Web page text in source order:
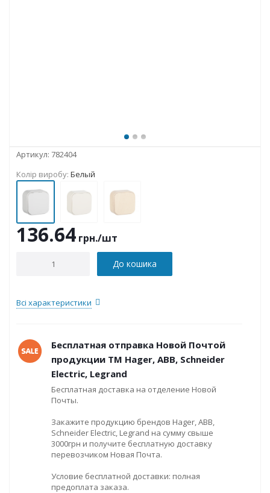
Артикул: 782404
Колір виробу: Белый
136.64 грн./шт
До кошика
Всі характеристики
Бесплатная отправка Новой Почтой
продукции ТМ Hager, ABB, Schneider
Electric, Legrand
Бесплатная доставка на отделение Новой
Почты.
Закажите продукцию брендов Hager, ABB,
Schneider Electric, Legrand на сумму свыше
3000грн и получите бесплатную доставку
перевозчиком Новая Почта.
Условие бесплатной доставки: полная
предоплата заказа.